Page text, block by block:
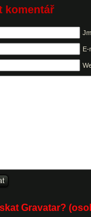
komentář
E-
Gravatar?